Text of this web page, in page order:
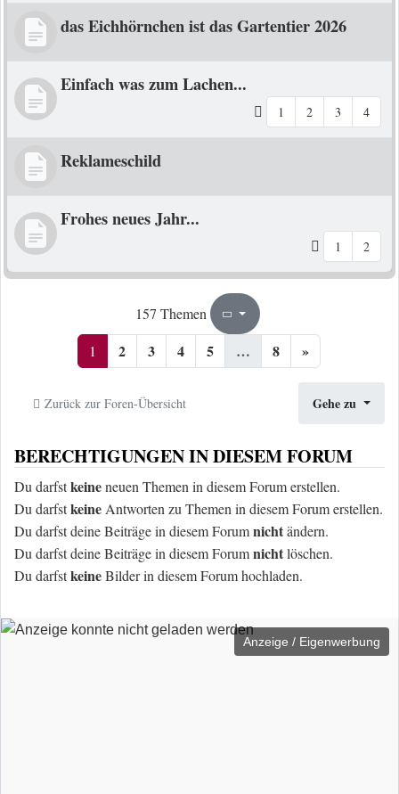
das Eichhörnchen ist das Gartentier 2026
Einfach was zum Lachen...
1 2 3 4
Reklameschild
Frohes neues Jahr...
1 2
157 Themen Seite1
1 2 3 4 5 … 8 »
Zurück zur Foren-Übersicht Gehe zu
BERECHTIGUNGEN IN DIESEM FORUM
Du darfstkeineneuen Themen in diesem Forum erstellen.
Du darfstkeine Antworten zu Themen in diesem Forum erstellen.
Du darfst deine Beiträge in diesem Forumnichtändern.
Du darfst deine Beiträge in diesem Forumnichtlöschen.
Du darfstkeineBilder in diesem Forum hochladen.
Anzeige / Eigenwerbung